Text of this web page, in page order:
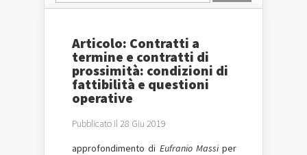
Articolo: Contratti a
termine e contratti di
prossimità: condizioni di
fattibilità e questioni
operative
Pubblicato il 28 Giu 2019
approfondimento di Eufranio Massiper